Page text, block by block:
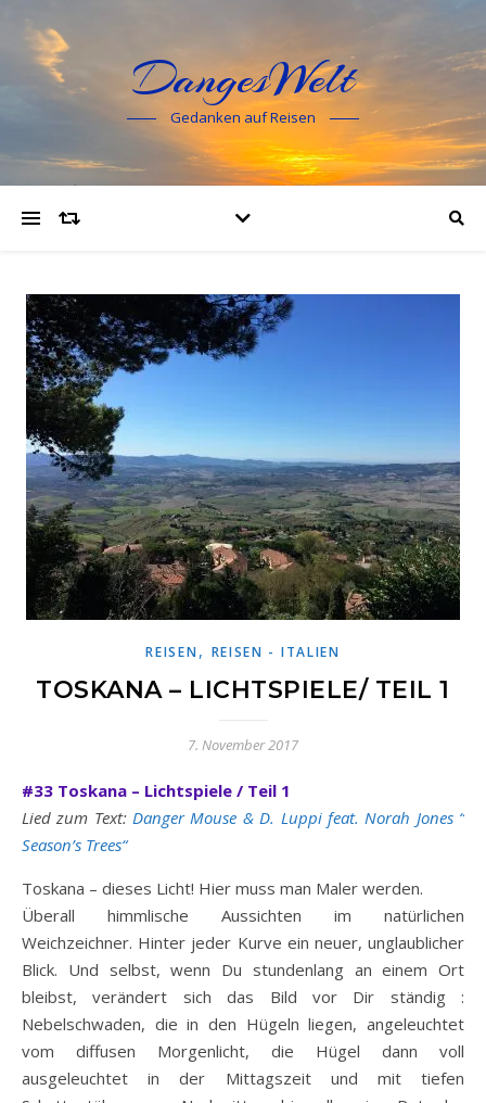
DangesWelt
Gedanken auf Reisen
REISEN, REISEN - ITALIEN
TOSKANA – LICHTSPIELE/ TEIL 1
7. November 2017
#33 Toskana – Lichtspiele / Teil 1
Lied zum Text:Danger Mouse & D. Luppi feat. Norah Jones “
Season’s Trees“
Toskana – dieses Licht! Hier muss man Maler werden.
Überall himmlische Aussichten im natürlichen
Weichzeichner. Hinter jeder Kurve ein neuer, unglaublicher
Blick. Und selbst, wenn Du stundenlang an einem Ort
bleibst, verändert sich das Bild vor Dir ständig :
Nebelschwaden, die in den Hügeln liegen, angeleuchtet
vom diffusen Morgenlicht, die Hügel dann voll
ausgeleuchtet in der Mittagszeit und mit tiefen